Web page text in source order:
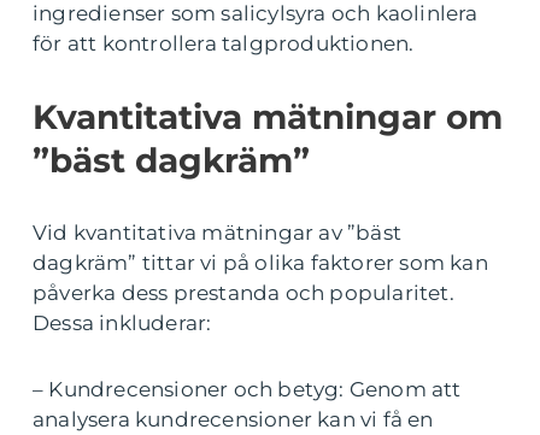
ingredienser som salicylsyra och kaolinlera
för att kontrollera talgproduktionen.
Kvantitativa mätningar om
”bäst dagkräm”
Vid kvantitativa mätningar av ”bäst
dagkräm” tittar vi på olika faktorer som kan
påverka dess prestanda och popularitet.
Dessa inkluderar:
– Kundrecensioner och betyg: Genom att
analysera kundrecensioner kan vi få en